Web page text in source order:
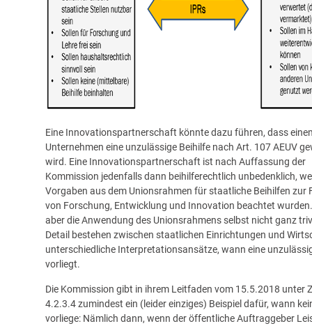
Eine Innovationspartnerschaft könnte dazu führen, dass
Unternehmen eine unzulässige Beihilfe nach Art. 107 AEUV
wird. Eine Innovationspartnerschaft ist nach Auffassung der
Kommission jedenfalls dann beihilferechtlich unbedenklich,
Vorgaben aus dem Unionsrahmen für staatliche Beihilfen zur
von Forschung, Entwicklung und Innovation beachtet
aber die Anwendung des Unionsrahmens selbst nicht ganz
Detail bestehen zwischen staatlichen Einrichtungen und
unterschiedliche Interpretationsansätze, wann eine
vorliegt.
Die Kommission gibt in ihrem Leitfaden vom 15.5.2018 unter
4.2.3.4 zumindest ein (leider einziges) Beispiel dafür, wann
vorliege: Nämlich dann, wenn der öffentliche Auftraggeber